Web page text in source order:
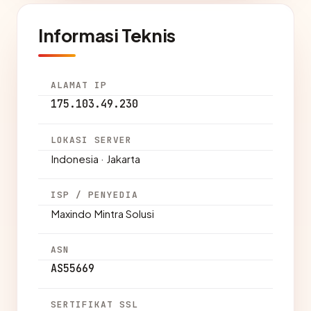
Informasi Teknis
ALAMAT IP
175.103.49.230
LOKASI SERVER
Indonesia · Jakarta
ISP / PENYEDIA
Maxindo Mintra Solusi
ASN
AS55669
SERTIFIKAT SSL